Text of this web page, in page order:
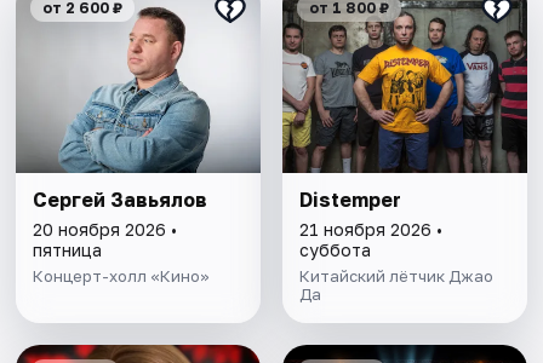
от 2 600 ₽
Сергей Завьялов
20 ноября 2026 •
пятница
Концерт-холл «Кино»
от 1 800 ₽
Distemper
21 ноября 2026 •
суббота
Китайский лётчик Джао
Да